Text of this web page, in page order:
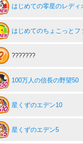
はじめての零星のレディ
はじめてのちょこっとフ
???????
100万人の信長の野望50
星くずのエデン10
星くずのエデン5